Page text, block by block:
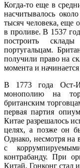
Когда-то еще в
насчитывалось
тысяч человека, еще
в проливе. В 1537
построить
португальцам.
получили право на
момента и
В 1773 года Ост-
монополию на
британским
первая партия
Китае разрешалось
целях, а позже он
Однако, несмотря на
с
контрабанду. При
Китай, Гонконг стал